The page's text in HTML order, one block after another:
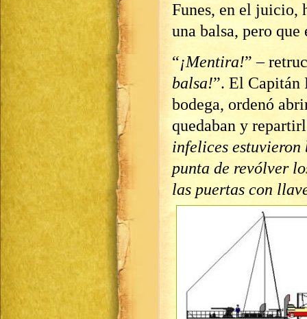
Funes, en el juicio,
una balsa, pero
“¡Mentira!” –
balsa!”. El Capitán
bodega, ordenó
quedaban y
infelices
punta de revólver
las puertas con